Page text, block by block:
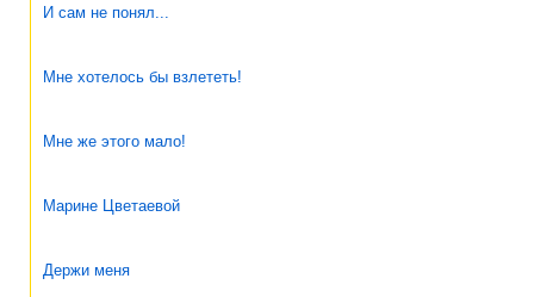
И сам не понял...
Мне хотелось бы взлететь!
Мне же этого мало!
Марине Цветаевой
Держи меня